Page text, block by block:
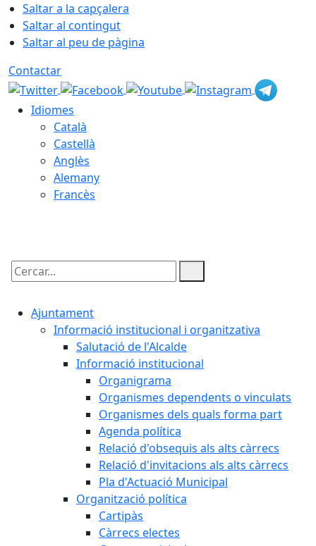
Saltar a la capçalera
Saltar al contingut
Saltar al peu de pàgina
Contactar
Idiomes
Català
Castellà
Anglès
Alemany
Francès
Cercar:
Ajuntament
Informació institucional i organitzativa
Salutació de l'Alcalde
Informació institucional
Organigrama
Organismes dependents o vinculats
Organismes dels quals forma part
Agenda política
Relació d'obsequis als alts càrrecs
Relació d'invitacions als alts càrrecs
Pla d'Actuació Municipal
Organització política
Cartipàs
Càrrecs electes